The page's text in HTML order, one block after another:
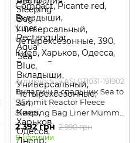
Артикул: STS ASL031031-191902
Вкладиш в спальник Sea to
Summit Reactor Fleece
Sleeping Bag Liner Mummy
w/ Drawcord Compact
2 392 грн 2 990 грн
В наличии